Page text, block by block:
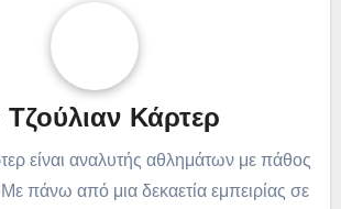
Τζούλιαν Κάρτερ
είναι αναλυτής αθλημάτων με πάθος
πάνω από μια δεκαετία εμπειρίας σε